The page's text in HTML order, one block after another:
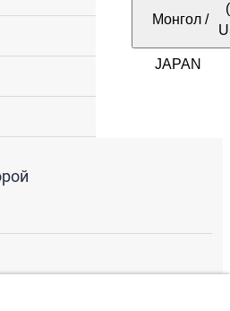
Монгол /